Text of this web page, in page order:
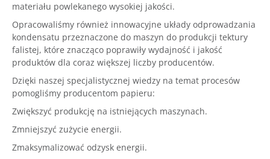
materiału powlekanego wysokiej jakości.
Opracowaliśmy również innowacyjne układy odprowadzania
kondensatu przeznaczone do maszyn do produkcji tektury
falistej, które znacząco poprawiły wydajność i jakość
produktów dla coraz większej liczby producentów.
Dzięki naszej specjalistycznej wiedzy na temat procesów
pomogliśmy producentom papieru:
Zwiększyć produkcję na istniejących maszynach.
Zmniejszyć zużycie energii.
Zmaksymalizować odzysk energii.